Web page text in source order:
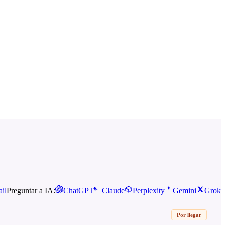
Preguntar a IA: ChatGPT Claude Perplexity Gemini Grok
Por llegar